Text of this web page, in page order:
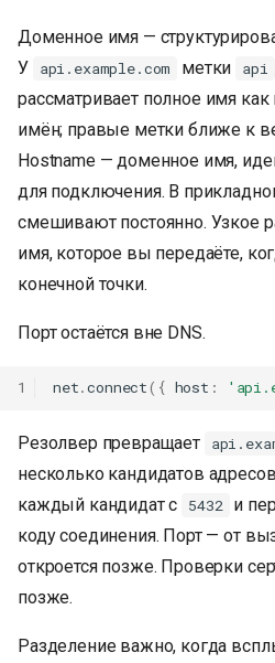
Доменное имя —
У
api.example.com метки api
рассматривает полное имя
имён; правые метки ближе к
Hostname — доменное имя,
для подключения. В
смешивают постоянно. Узкое
имя, которое вы передаёте,
конечной точки.
Порт остаётся вне DNS.
1 net.connect({ host :
Резолвер превращает
несколько кандидатов
каждый кандидат с
5432 и
коду соединения. Порт — от
откроется позже. Проверки
позже.
Разделение важно, когда